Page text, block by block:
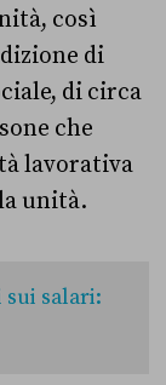
così
di
di circa
che
lavorativa
unità.
sui salari: